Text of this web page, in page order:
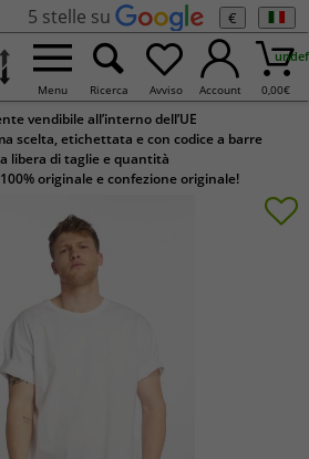
5 stelle su €
Menu Ricerca Avviso Account 0,00€
vendibile all’interno dell’UE
scelta, etichettata e con codice a barre
libera di taglie e quantità
originale e confezione originale!